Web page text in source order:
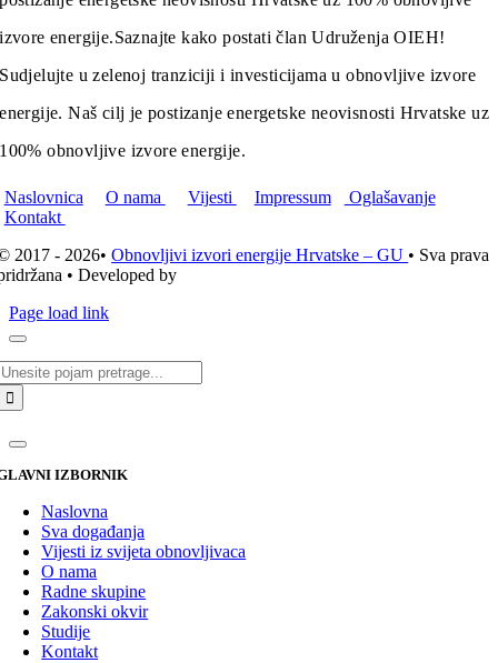
izvore energije.Saznajte kako postati član Udruženja OIEH!
Sudjelujte u zelenoj tranziciji i investicijama u obnovljive izvore
energije. Naš cilj je postizanje energetske neovisnosti Hrvatske uz
100% obnovljive izvore energije.
Naslovnica O nama Vijesti Impressum
Oglašavanje
Kontakt
2017 - 2026•Obnovljivi izvori energije Hrvatske – GU • Sva prava
• Developed by
Page load link
IZBORNIK
Naslovna
Sva događanja
Vijesti iz svijeta obnovljivaca
O nama
Radne skupine
Zakonski okvir
Studije
Kontakt